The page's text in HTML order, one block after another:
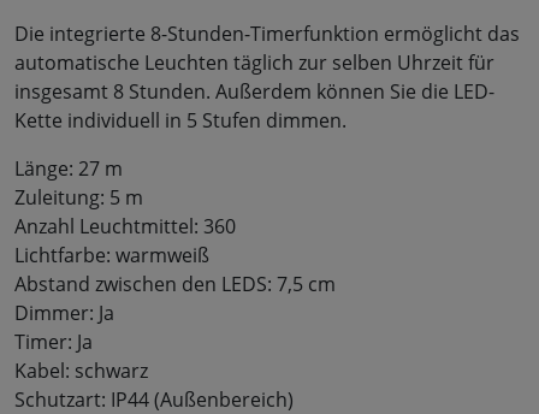
Die integrierte 8-Stunden-Timerfunktion ermöglicht das
automatische Leuchten täglich zur selben Uhrzeit für
insgesamt 8 Stunden. Außerdem können Sie die LED-
Kette individuell in 5 Stufen dimmen.
Länge: 27 m
Zuleitung: 5 m
Anzahl Leuchtmittel: 360
Lichtfarbe: warmweiß
Abstand zwischen den LEDS: 7,5 cm
Dimmer: Ja
Timer: Ja
Kabel: schwarz
Schutzart: IP44 (Außenbereich)